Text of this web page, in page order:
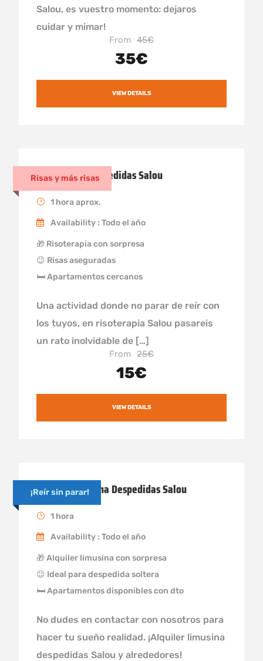
Salou, es vuestro momento: dejaros
cuidar y mimar!
From 45€
35€
VIEW DETAILS
Risas y más risas
Risoterapia despedidas Salou
1 hora aprox.
Availability : Todo el año
🎁 Risoterapia con sorpresa
😉 Risas aseguradas
🛏 Apartamentos cercanos
Una actividad donde no parar de reír con
los tuyos, en risoterapia Salou pasareis
un rato inolvidable de […]
From 25€
15€
VIEW DETAILS
¡Reír sin parar!
Alquiler limusina Despedidas Salou
1 hora
Availability : Todo el año
🎁 Alquiler limusina con sorpresa
😉 Ideal para despedida soltera
🛏 Apartamentos disponibles con dto
No dudes en contactar con nosotros para
hacer tu sueño realidad. ¡Alquiler limusina
despedidas Salou y alrededores!